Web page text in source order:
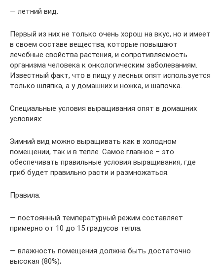
— летний вид.
Первый из них не только очень хорош на вкус, но и имеет
в своем составе вещества, которые повышают
лечебные свойства растения, и сопротивляемость
организма человека к онкологическим заболеваниям.
Известный факт, что в пищу у лесных опят используется
только шляпка, а у домашних и ножка, и шапочка.
Специальные условия выращивания опят в домашних
условиях:
Зимний вид можно выращивать как в холодном
помещении, так и в тепле. Самое главное – это
обеспечивать правильные условия выращивания, где
гриб будет правильно расти и размножаться.
Правила:
— постоянный температурный режим составляет
примерно от 10 до 15 градусов тепла;
— влажность помещения должна быть достаточно
высокая (80%);